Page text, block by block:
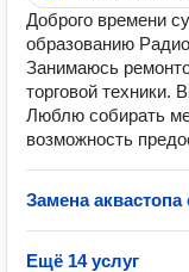
Доброго времени
образованию
Занимаюсь
торговой техники.
Люблю собирать
возможность
Замена
Ещё 14 услуг